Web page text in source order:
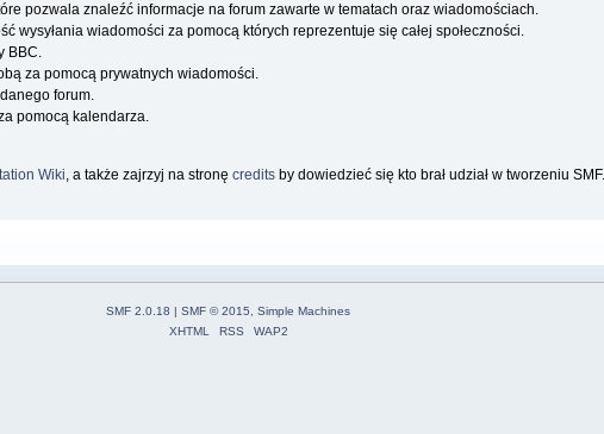
pozwala znaleźć informacje na forum zawarte w tematach oraz wiadomościach.
wysyłania wiadomości za pomocą których reprezentuje się całej społeczności.
BBC.
za pomocą prywatnych wiadomości.
forum.
pomocą kalendarza.
Wiki , a także zajrzyj na stronęcredits by dowiedzieć się kto brał udział w tworzeniu SMF.
SMF 2.0.18 | SMF © 2015, Simple Machines
XHTML
RSS WAP2